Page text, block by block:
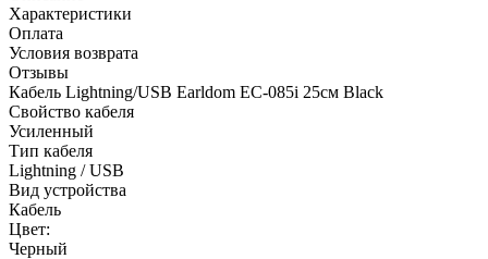
Характеристики
Оплата
Условия возврата
Отзывы
Кабель Lightning/USB Earldom EC-085i 25см Black
Свойство кабеля
Усиленный
Тип кабеля
Lightning / USB
Вид устройства
Кабель
Цвет:
Черный